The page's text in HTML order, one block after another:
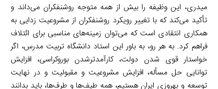
میدری، این وظیفه را بیش از همه متوجه روشنفکران می‌داند و
تأکید می‌کند که با تغییر رویکرد روشنفکران از مشروعیت زدایی به
همکاری انتقادی است که می‌توان زمینه‌های مناسبی برای ائتلاف
فراهم کرد. به هر رو، به باور این استاد دانشگاه تربیت مدرس، اگر
خواستار قوی شدن دولت، کارآمدترشدن بوروکراسی، افزایش
توانایی حل مسأله، افزایش مشروعیت و مقبولیت و در نهایت
توسعه و بهروزی ایران هستیم، همه طیف‌ها و طرف‌ها، باید بدانند